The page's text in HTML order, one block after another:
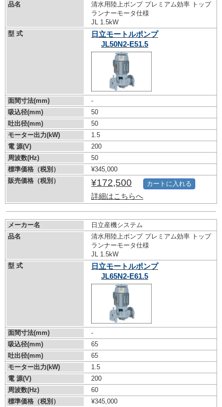
品名
清水用陸上ポンプ プレミアム効率 トップ
ランナーモータ仕様
JL 1.5kW
型 式
日立モートルポンプ
JL50N2-E51.5
面間寸法(mm)
-
吸込径(mm)
50
吐出径(mm)
50
モーター出力(kW)
1.5
電 源(V)
200
周波数(Hz)
50
標準価格（税別）
¥345,000
販売価格（税別）
¥172,500
詳細はこちらへ
カートに入れる
メーカー名
日立産機システム
品名
清水用陸上ポンプ プレミアム効率 トップ
ランナーモータ仕様
JL 1.5kW
型 式
日立モートルポンプ
JL65N2-E61.5
面間寸法(mm)
-
吸込径(mm)
65
吐出径(mm)
65
モーター出力(kW)
1.5
電 源(V)
200
周波数(Hz)
60
標準価格（税別）
¥345,000